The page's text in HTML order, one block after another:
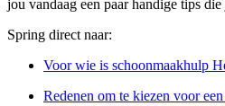
jou vandaag een paar handige tips
Spring direct naar:
Voor wie is schoonmaakhulp
Redenen om te kiezen voor